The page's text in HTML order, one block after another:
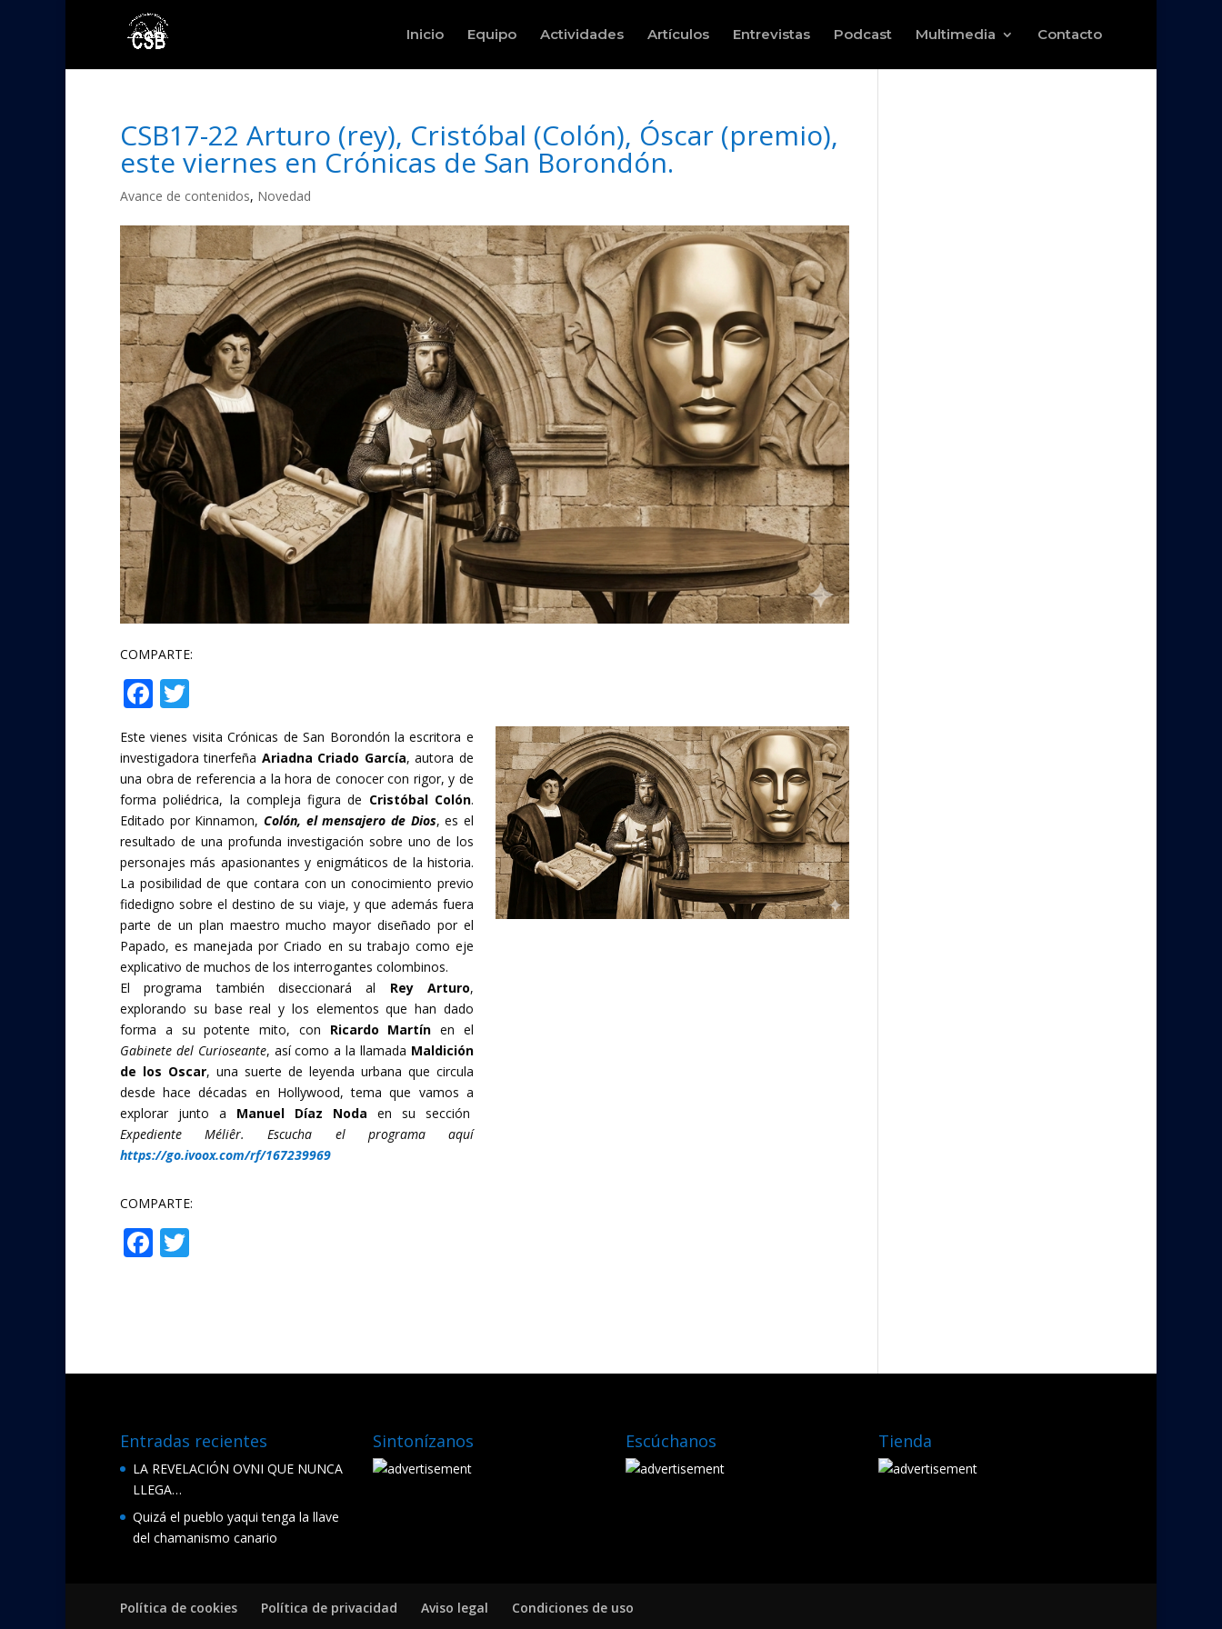
Inicio Equipo Actividades Artículos Entrevistas Podcast Multimedia Contacto
CSB17-22 Arturo (rey), Cristóbal (Colón), Óscar (premio),
este viernes en Crónicas de San Borondón.
Avance de contenidos, Novedad
COMPARTE:
F
ac
e
b
o
o
k
w
itt
er
Este vienes visita Crónicas de San Borondón la escritora e
investigadora tinerfeña Ariadna Criado García, autora de
una obra de referencia a la hora de conocer con rigor, y de
forma poliédrica, la compleja figura de Cristóbal Colón.
Editado por Kinnamon, Colón, el mensajero de Dios, es el
resultado de una profunda investigación sobre uno de los
personajes más apasionantes y enigmáticos de la historia.
La posibilidad de que contara con un conocimiento previo
fidedigno sobre el destino de su viaje, y que además fuera
parte de un plan maestro mucho mayor diseñado por el
Papado, es manejada por Criado en su trabajo como eje
explicativo de muchos de los interrogantes colombinos.
El programa también diseccionará al Rey Arturo,
explorando su base real y los elementos que han dado
forma a su potente mito, con Ricardo Martínen el
Gabinete del Curioseante, así como a la llamada Maldición
de los Oscar, una suerte de leyenda urbana que circula
desde hace décadas en Hollywood, tema que vamos a
explorar junto a Manuel Díaz Noda en su sección
Expediente Méliêr. Escucha el programa aquí
https://go.ivoox.com/rf/167239969
COMPARTE:
F
Entradas recientes
LA REVELACIÓN OVNI QUE NUNCA
LLEGA…
Quizá el pueblo yaqui tenga la llave
del chamanismo canario
Sintonízanos Escúchanos Tienda
Política de cookies Política de privacidad Aviso legal Condiciones de uso